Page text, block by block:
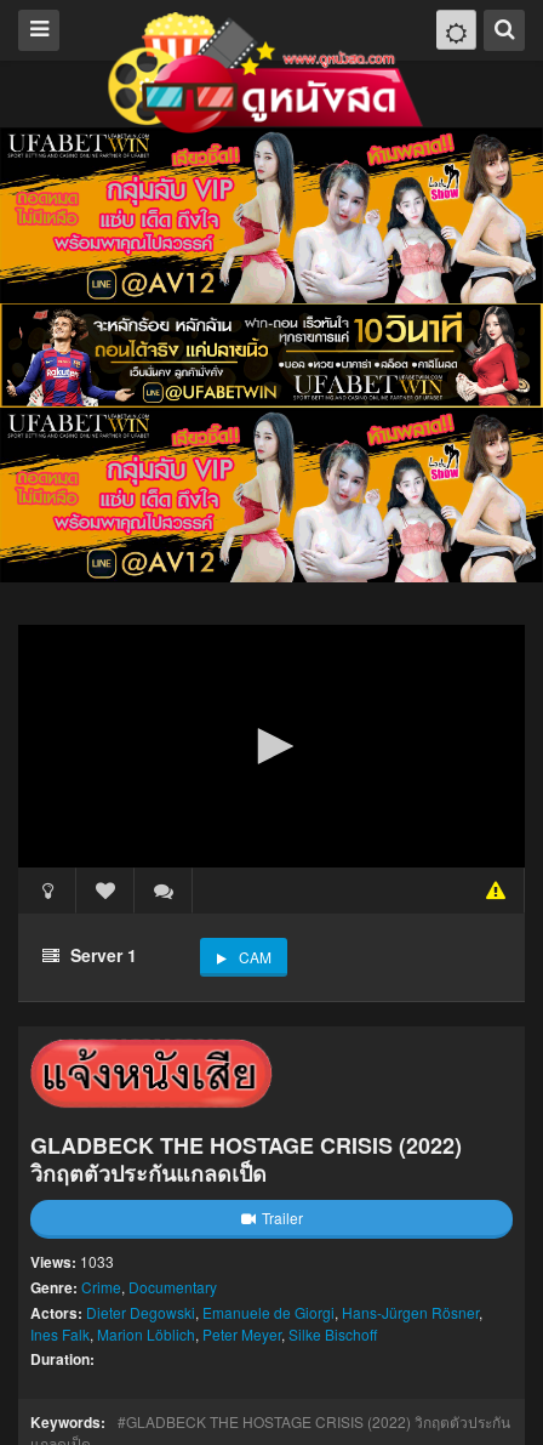
Server 1 CAM
GLADBECK THE HOSTAGE CRISIS (2022)
วิกฤตตัวประกันแกลดเป็ด
Trailer
Views: 1033
Genre: Crime, Documentary
Actors: Dieter Degowski, Emanuele de Giorgi, Hans-Jürgen Rösner,
Ines Falk, Marion Löblich, Peter Meyer,Silke Bischoff
Duration:
Keywords:
GLADBECK THE HOSTAGE CRISIS (2022) วิกฤตตัวประกัน